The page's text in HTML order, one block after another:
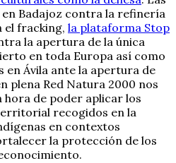
Badajoz contra la refinería
el fracking, la plataforma Stop
la apertura de la única
en toda Europa así como
en Ávila ante la apertura de
plena Red Natura 2000 nos
hora de poder aplicar los
recogidos en la
en contextos
la protección de los